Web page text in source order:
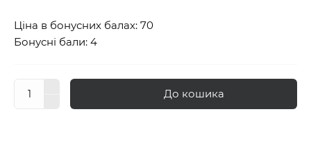
Ціна в бонусних балах: 70
Бонусні бали: 4
До кошика